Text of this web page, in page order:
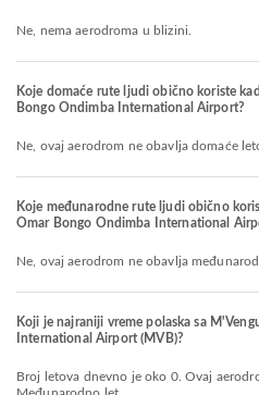
Ne, nema aerodroma u blizini.
Koje domaće rute ljudi obično koriste
Bongo Ondimba International Airport?
Ne, ovaj aerodrom ne obavlja domaće
Koje međunarodne rute ljudi obično
Omar Bongo Ondimba International
Ne, ovaj aerodrom ne obavlja
Koji je najraniji vreme polaska sa
International Airport (MVB)?
Broj letova dnevno je oko 0. Ovaj aerodrom opslužuje Domaći &